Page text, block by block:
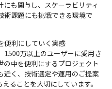
も関与し、スケーラビリティ
術課題にも挑戦できる環境で
便利にしていく実感
1500万以上のユーザーに愛用さ
の中を便利にするプロジェクト
近く、技術選定や運用のご提案
ることを大切にしています。